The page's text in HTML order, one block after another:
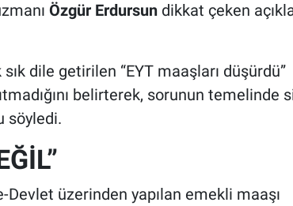
Özgür Erdursundikkat çeken
dile getirilen “EYT maaşları düşürdü”
belirterek, sorunun temelinde
söyledi.
Devlet üzerinden yapılan emekli maaşı